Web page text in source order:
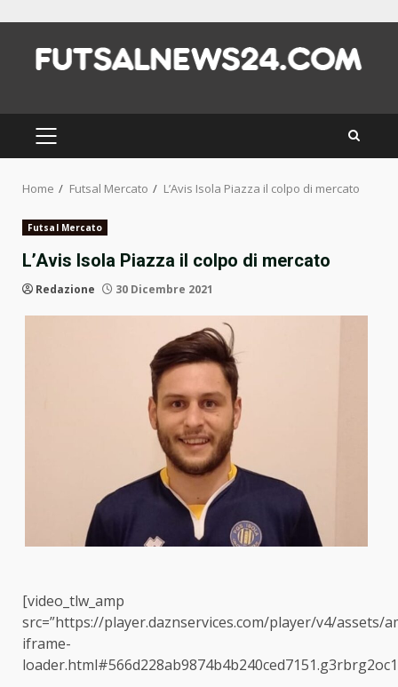
content
PRIMARY
MENU
Home Futsal Mercato L’Avis Isola Piazza il colpo di mercato
Futsal Mercato
L’Avis Isola Piazza il colpo di mercato
Redazione 30 Dicembre 2021
[video_tlw_amp
src=”https://player.daznservices.com/player/v4/assets/
iframe-